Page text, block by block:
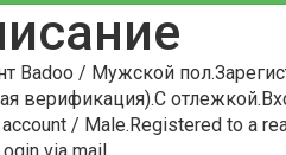
Badoo / Мужской
верификация).С
/ Male.Registered to a